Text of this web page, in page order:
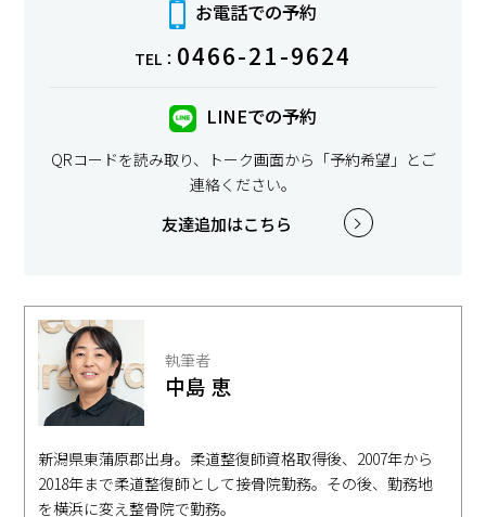
お電話での予約
TEL： 0466-21-9624
LINEでの予約
QRコードを読み取り、トーク画面から「予約希望」とご
連絡ください。
友達追加はこちら
執筆者
中島 恵
新潟県東蒲原郡出身。柔道整復師資格取得後、2007年から
2018年まで柔道整復師として接骨院勤務。その後、勤務地
を横浜に変え整骨院で勤務。